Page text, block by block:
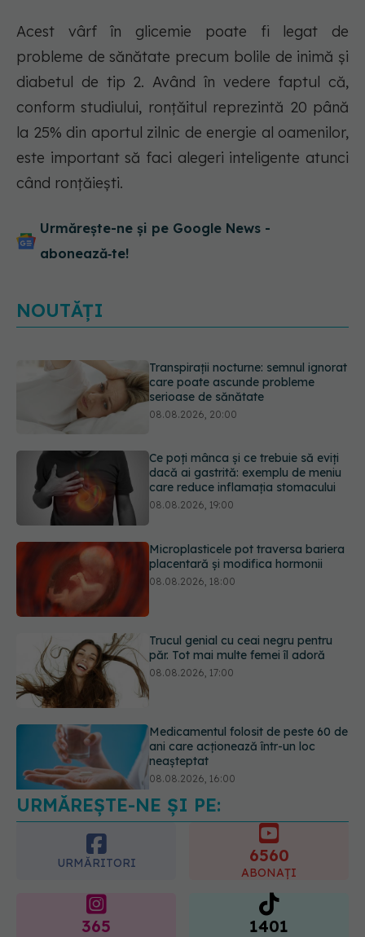
Acest vârf în glicemie poate fi legat de
probleme de sănătate precum bolile de inimă și
diabetul de tip 2. Având în vedere faptul că,
conform studiului, ronțăitul reprezintă 20 până
la 25% din aportul zilnic de energie al oamenilor,
este important să faci alegeri inteligente atunci
când ronțăiești.
Urmărește-ne și pe Google News -
abonează‑te!
NOUTĂȚI
Ce poți mânca și ce trebuie să eviți
dacă ai gastrită: exemplu de meniu
care reduce inflamația stomacului
08.08.2026, 19:00
Microplasticele pot traversa bariera
placentară și modifica hormonii
08.08.2026, 18:00
Trucul genial cu ceai negru pentru
păr. Tot mai multe femei îl adoră
08.08.2026, 17:00
Medicamentul folosit de peste 60 de
ani care acționează într-un loc
neașteptat
Transpirații nocturne: semnul ignorat
care poate ascunde probleme
serioase de sănătate
08.08.2026, 20:00
URMĂREȘTE-NE ȘI PE:
URMĂRITORI
365
URMĂRITORI
1401
URMĂRITORI